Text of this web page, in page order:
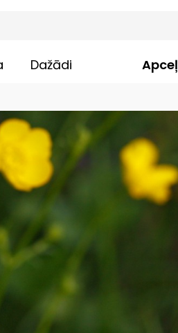
Dažādi